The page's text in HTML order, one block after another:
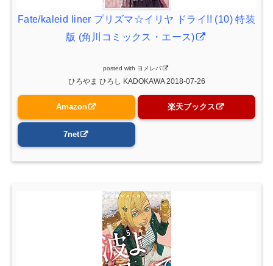
Fate/kaleid liner プリズマ☆イリヤ ドライ!! (10) 特装
版 (角川コミックス・エース)
posted with ヨメレバ
ひろやま ひろし KADOKAWA 2018-07-26
Amazon 楽天ブックス
7net